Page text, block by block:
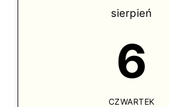
sierpień
6
CZWARTEK